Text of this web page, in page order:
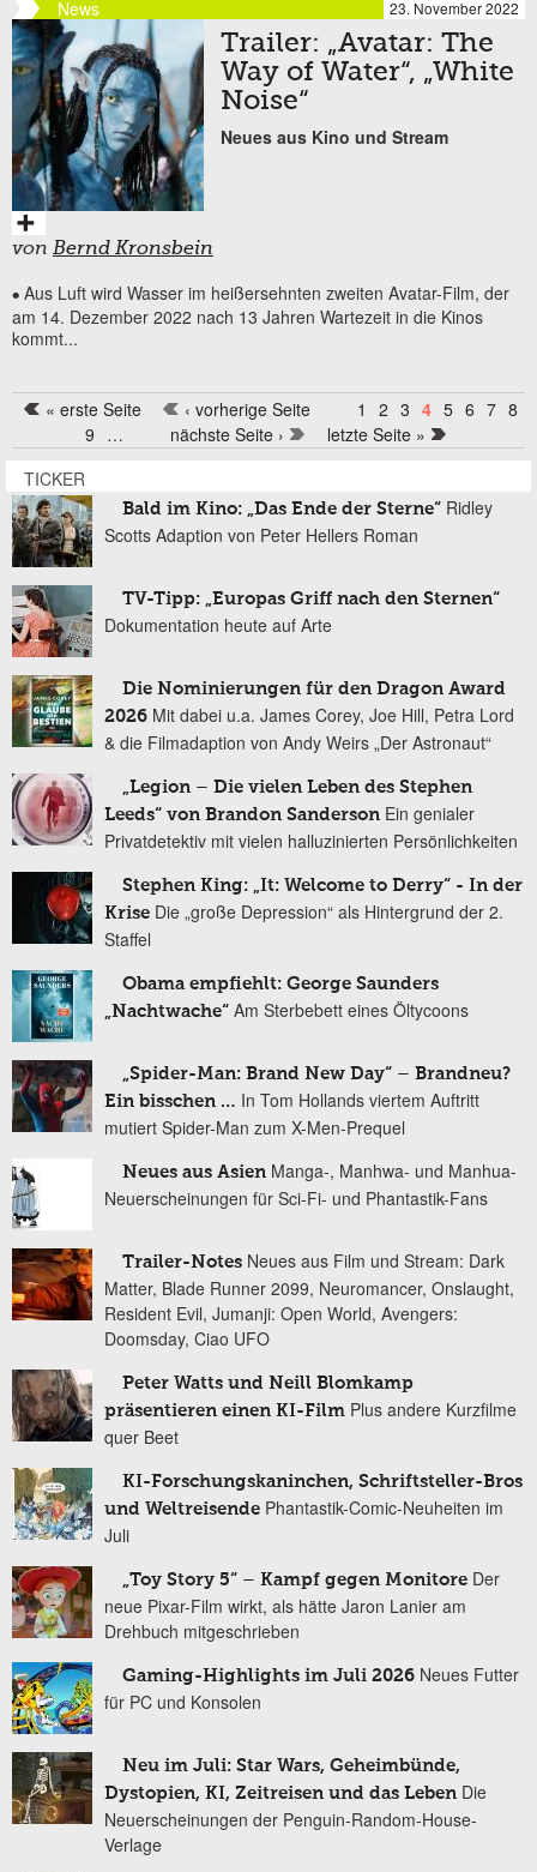
News 23. November 2022
Trailer: „Avatar: The
Way of Water“, „White
Noise“
Neues aus Kino und Stream
von Bernd Kronsbein
• Aus Luft wird Wasser im heißersehnten zweiten Avatar-Film, der
am 14. Dezember 2022 nach 13 Jahren Wartezeit in die Kinos
kommt...
Seiten
« erste Seite ‹ vorherige Seite 1 2 3 4 5 6 7 8
9 … nächste Seite ›
letzte Seite »
TICKER
Bald im Kino: „Das Ende der Sterne“ Ridley
Scotts Adaption von Peter Hellers Roman
TV-Tipp: „Europas Griff nach den Sternen“
Dokumentation heute auf Arte
Die Nominierungen für den Dragon Award
2026 Mit dabei u.a. James Corey, Joe Hill, Petra Lord
& die Filmadaption von Andy Weirs „Der Astronaut“
„Legion – Die vielen Leben des Stephen
Leeds“ von Brandon Sanderson Ein genialer
Privatdetektiv mit vielen halluzinierten Persönlichkeiten
Stephen King: „It: Welcome to Derry“ - In der
Krise Die „große Depression“ als Hintergrund der 2.
Staffel
Obama empfiehlt: George Saunders
„Nachtwache“ Am Sterbebett eines Öltycoons
„Spider-Man: Brand New Day“ – Brandneu?
Ein bisschen … In Tom Hollands viertem Auftritt
mutiert Spider-Man zum X-Men-Prequel
Neues aus Asien Manga-, Manhwa- und Manhua-
Neuerscheinungen für Sci-Fi- und Phantastik-Fans
Trailer-Notes Neues aus Film und Stream: Dark
Matter, Blade Runner 2099, Neuromancer, Onslaught,
Resident Evil, Jumanji: Open World, Avengers:
Doomsday, Ciao UFO
Peter Watts und Neill Blomkamp
präsentieren einen KI-Film Plus andere Kurzfilme
quer Beet
KI-Forschungskaninchen, Schriftsteller-Bros
und Weltreisende Phantastik-Comic-Neuheiten im
Juli
„Toy Story 5“ – Kampf gegen Monitore Der
neue Pixar-Film wirkt, als hätte Jaron Lanier am
Drehbuch mitgeschrieben
Gaming-Highlights im Juli 2026 Neues Futter
für PC und Konsolen
Neu im Juli: Star Wars, Geheimbünde,
Dystopien, KI, Zeitreisen und das Leben Die
Neuerscheinungen der Penguin-Random-House-
Verlage